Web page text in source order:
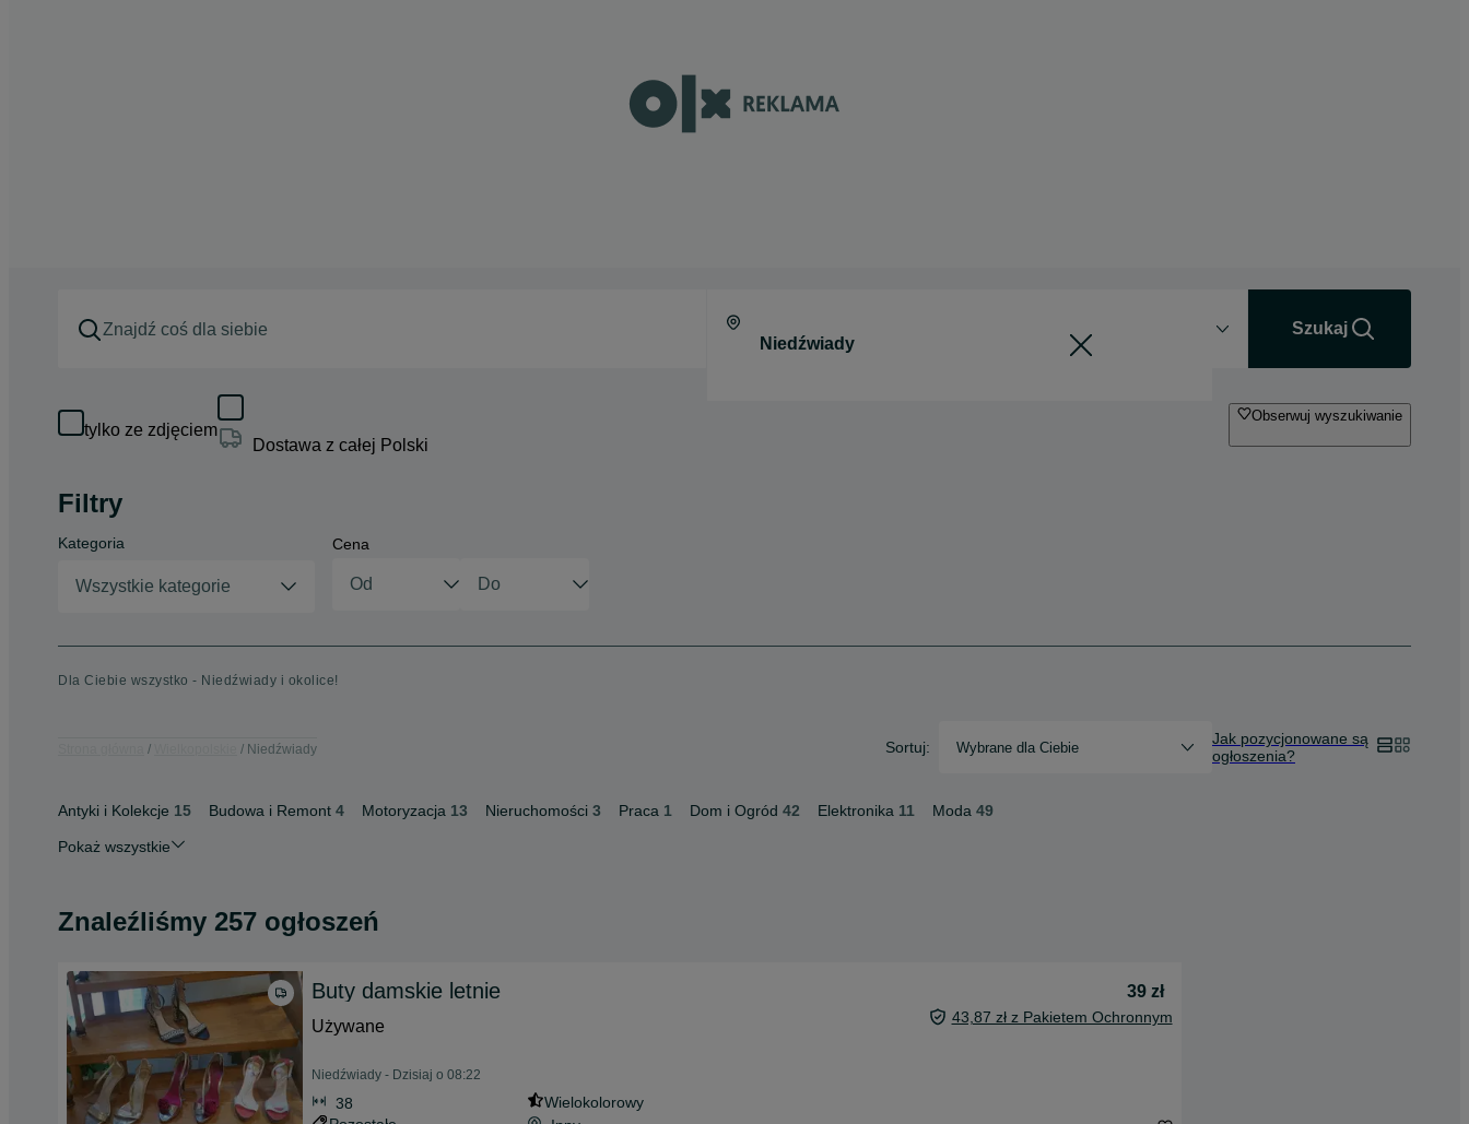
Szukaj
tylko ze zdjęciem
Dostawa z całej Polski
Obserwuj wyszukiwanie
Filtry
Kategoria
Wszystkie kategorie
Cena
Dla Ciebie wszystko - Niedźwiady i okolice!
Niedźwiady Sortuj: Wybrane dla Ciebie
Jak pozycjonowane są
ogłoszenia?
Antyki i Kolekcje 15 Budowa i Remont 4 Motoryzacja 13 Nieruchomości 3 Praca 1 Dom i Ogród 42 Elektronika 11 Moda 49
Pokaż wszystkie
Znaleźliśmy 257 ogłoszeń
Buty damskie letnie
39 zł
Używane
43,87 zł z Pakietem Ochronnym
Niedźwiady - Dzisiaj o 08:22
38
Wielokolorowy